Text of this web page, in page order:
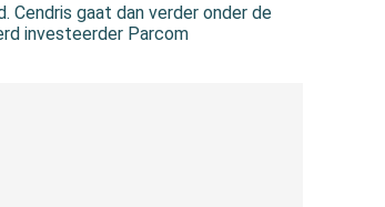
gaat dan verder onder de
investeerder Parcom